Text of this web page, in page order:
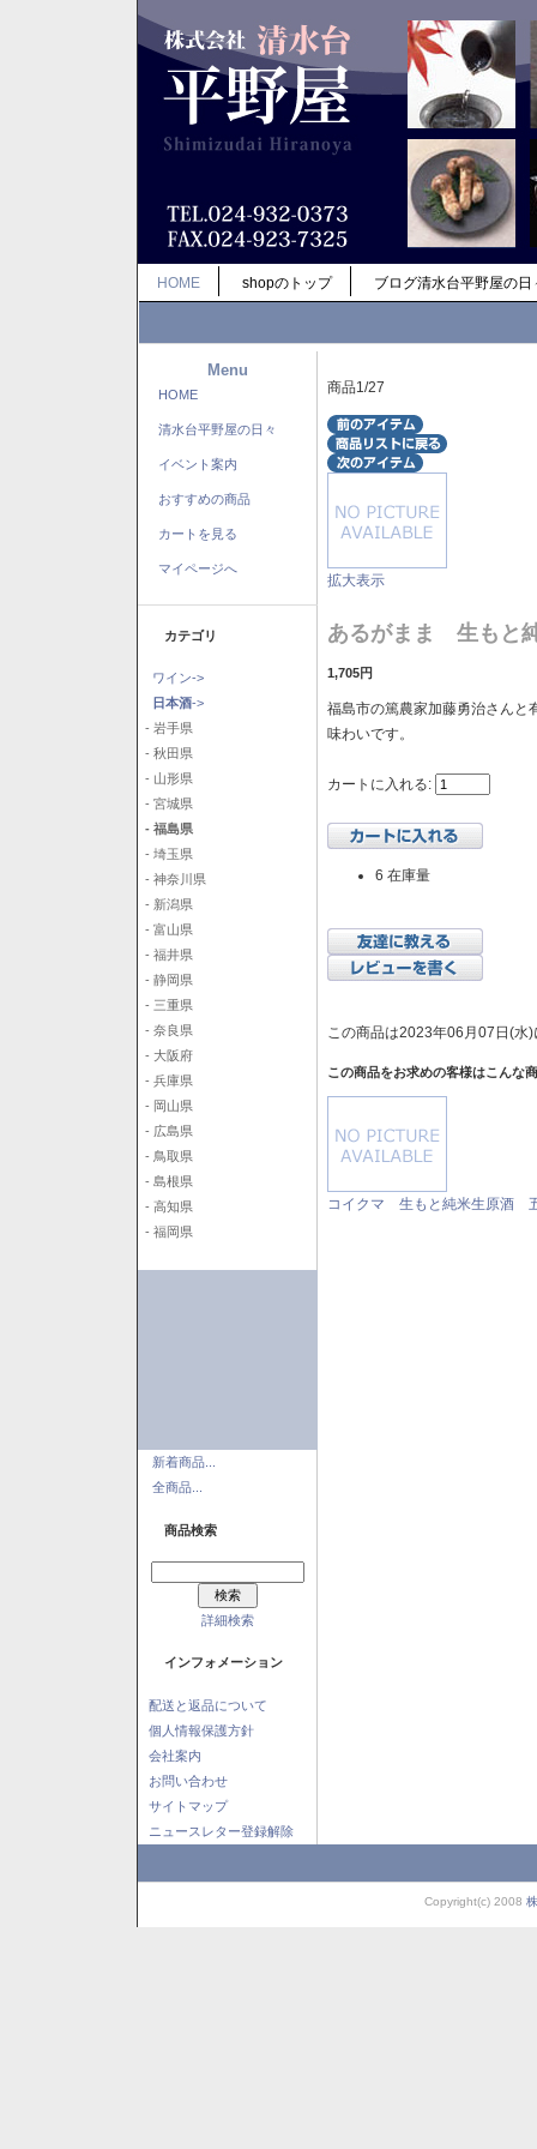
HOME shopのトップ ブログ清水台平野屋の日
Menu
HOME
清水台平野屋の日々
イベント案内
おすすめの商品
カートを見る
マイページへ
カテゴリ
ワイン->
日本酒->
- 岩手県
- 秋田県
- 山形県
- 宮城県
- 福島県
- 埼玉県
- 神奈川県
- 新潟県
- 富山県
- 福井県
- 静岡県
- 三重県
- 奈良県
- 大阪府
- 兵庫県
- 岡山県
- 広島県
- 鳥取県
- 島根県
- 高知県
- 福岡県
新着商品...
全商品...
商品検索
詳細検索
インフォメーション
配送と返品について
個人情報保護方針
会社案内
お問い合わせ
サイトマップ
ニュースレター登録解除
商品1/27
拡大表示
あるがまま 生も
1,705円
福島市の篤農家加藤勇治さんと
味わいです。
カートに入れる:
6 在庫量
この商品は2023年06月07日(水
この商品をお求めの客様はこんな
コイクマ 生もと純米生原
Copyright(c) 2008